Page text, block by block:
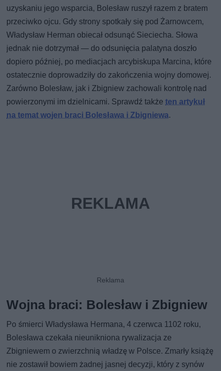
uzyskaniu jego wsparcia, Bolesław ruszył razem z bratem
przeciwko ojcu. Gdy strony spotkały się pod Żarnowcem,
Władysław Herman obiecał odsunąć Sieciecha. Słowa
jednak nie dotrzymał — do odsunięcia palatyna doszło
dopiero później, po mediacjach arcybiskupa Marcina, które
ostatecznie doprowadziły do zakończenia wojny domowej.
Zarówno Bolesław, jak i Zbigniew zachowali kontrolę nad
powierzonymi im dzielnicami. Sprawdź takżeten artykuł
na temat wojen braci Bolesława i Zbigniewa.
Wojna braci: Bolesław i Zbigniew
Po śmierci Władysława Hermana, 4 czerwca 1102 roku,
Bolesława czekała nieunikniona rywalizacja ze
Zbigniewem o zwierzchnią władzę w Polsce. Zmarły książę
nie zostawił bowiem żadnej jasnej decyzji, który z synów